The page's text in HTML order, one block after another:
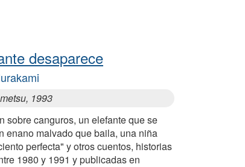
desaparece
1993
sobre canguros, un elefante que se
enano malvado que baila, una niña
perfecta" y otros cuentos, historias
1980 y 1991 y publicadas en